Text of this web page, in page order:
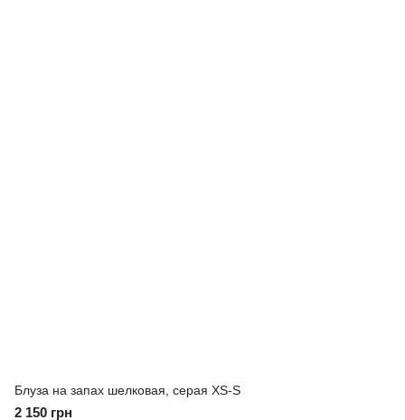
Блуза на запах шелковая, серая XS-S
2 150 грн